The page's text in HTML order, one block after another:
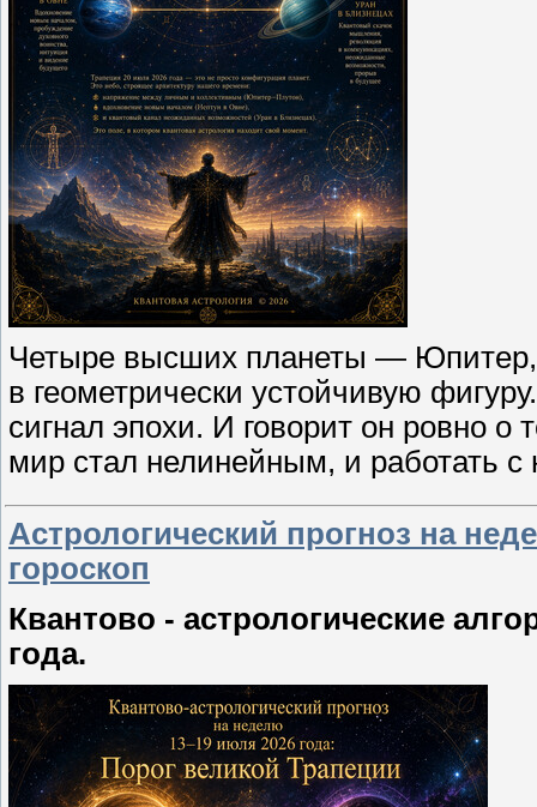
Четыре высших планеты —
в геометрически устойчивую
сигнал эпохи. И говорит он ровно о
мир стал нелинейным, и работать
Астрологический прогноз на
гороскоп
Квантово - астрологические
года.